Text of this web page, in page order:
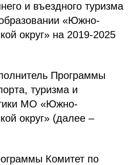
и въездного туризма
«Южно-
округ» на 2019-2025
Программы
туризма и
МО «Южно-
округ» (далее –
Комитет по